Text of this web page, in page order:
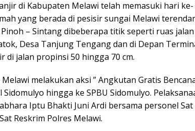
di Kabupaten Melawi telah memasuki hari ke-
yang berada di pesisir sungai Melawi
– Sintang dibeberapa titik seperti ruas jalan
Desa Tanjung Tengang dan di Depan
di jalan propinsi 50 hingga 70 cm.
melakukan aksi ” Angkutan Gratis
hingga ke SPBU Sidomulyo.
Iptu Bhakti Juni Ardi bersama personel Sat
Reskrim Polres Melawi.